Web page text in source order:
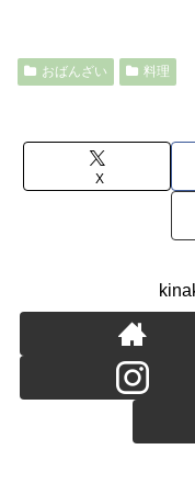
おばんざい 料理
X